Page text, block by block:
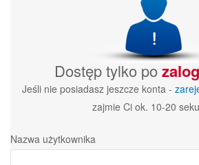
Dostęp tylko po
Jeśli nie posiadasz jeszcze konta -
zajmie Ci ok. 10-20
Nazwa użytkownika